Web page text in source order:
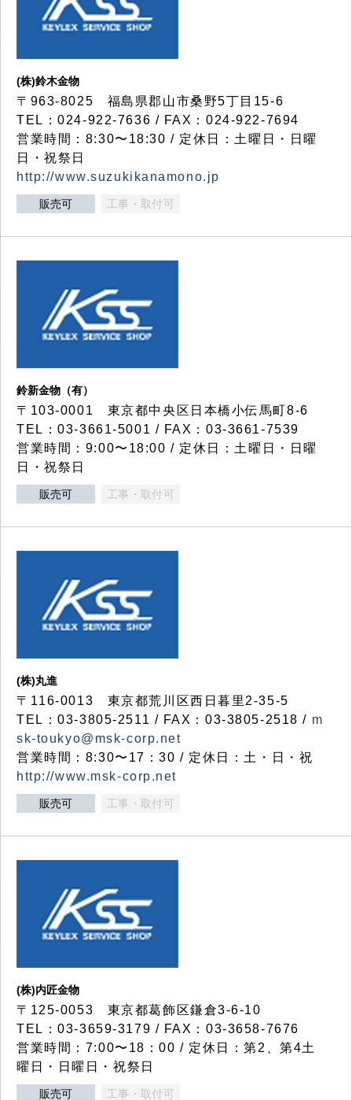
(株)鈴木金物
〒963-8025 福島県郡山市桑野5丁目15-6
TEL：024-922-7636 / FAX：024-922-7694
営業時間：8:30〜18:30 / 定休日：土曜日・日曜
日・祝祭日
http://www.suzukikanamono.jp
販売可 工事・取付可
鈴新金物（有）
〒103-0001 東京都中央区日本橋小伝馬町8-6
TEL：03-3661-5001 / FAX：03-3661-7539
営業時間：9:00〜18:00 / 定休日：土曜日・日曜
日・祝祭日
販売可 工事・取付可
(株)丸進
〒116-0013 東京都荒川区西日暮里2-35-5
TEL：03-3805-2511 / FAX：03-3805-2518 / m
sk-toukyo@msk-corp.net
営業時間：8:30〜17：30 / 定休日：土・日・祝
http://www.msk-corp.net
販売可 工事・取付可
(株)内匠金物
〒125-0053 東京都葛飾区鎌倉3-6-10
TEL：03-3659-3179 / FAX：03-3658-7676
営業時間：7:00〜18：00 / 定休日：第2、第4土
曜日・日曜日・祝祭日
販売可 工事・取付可